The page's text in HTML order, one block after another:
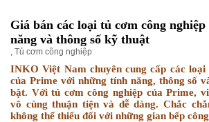
Giá bán các loại tủ cơm công
năng và thông số kỹ thuật
Tủ cơm công nghiệp
INKO Việt Nam chuyên cung cấp các loại
của Prime với những tính năng, thông số
bật. Với tủ cơm công nghiệp của Prime,
vô cùng thuận tiện và dễ dàng. Chắc
không thể thiếu đối với những gian bếp